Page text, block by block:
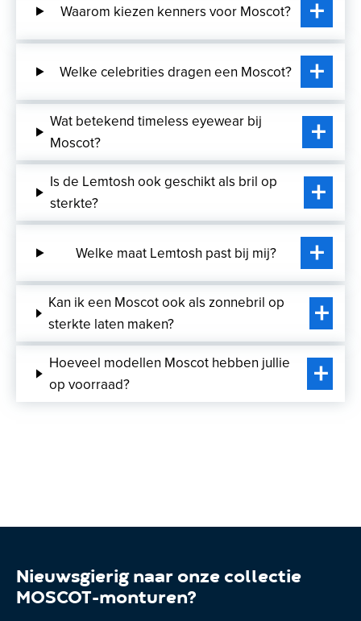
Waarom kiezen kenners voor Moscot?
Welke celebrities dragen een Moscot?
Wat betekend timeless eyewear bij
Moscot?
Is de Lemtosh ook geschikt als bril op
sterkte?
Welke maat Lemtosh past bij mij?
Kan ik een Moscot ook als zonnebril op
sterkte laten maken?
Hoeveel modellen Moscot hebben jullie
op voorraad?
Nieuwsgierig naar onze collectie
MOSCOT-monturen?